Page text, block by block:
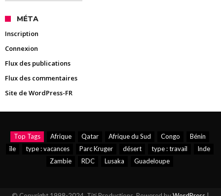
MÉTA
Inscription
Connexion
Flux des publications
Flux des commentaires
Site de WordPress-FR
Top Tags Afrique Qatar Afrique du Sud Congo
Bénin
île
type : vacances Parc Kruger désert type : travail
Inde
Zambie
RDC Lusaka Guadeloupe